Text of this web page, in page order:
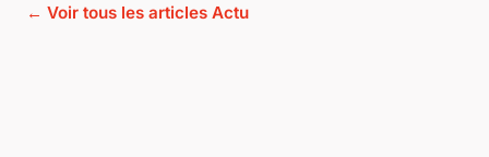
← Voir tous les articles Actu